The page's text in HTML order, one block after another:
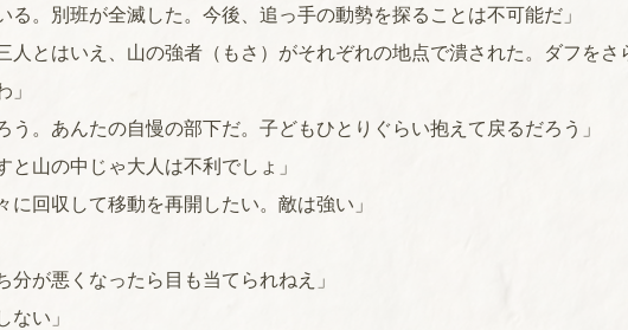
る。別班が全滅した。今後、追っ手の動勢を探ることは不可能だ」
人とはいえ、山の強者（もさ）がそれぞれの地点で潰された。ダフをさ
う。あんたの自慢の部下だ。子どもひとりぐらい抱えて戻るだろう」
と山の中じゃ大人は不利でしょ」
に回収して移動を再開したい。敵は強い」
分が悪くなったら目も当てられねえ」
ない」